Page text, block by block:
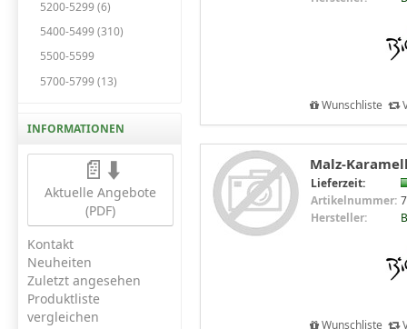
5200-5299 (6)
5400-5499 (310)
5500-5599
5700-5799 (13)
INFORMATIONEN
📄⬇️
Aktuelle Angebote
(PDF)
Kontakt
Neuheiten
Zuletzt angesehen
Produktliste
vergleichen
Wunschliste
Malz-
Lieferzeit:
Artikelnummer:
Hersteller:
Wunschliste